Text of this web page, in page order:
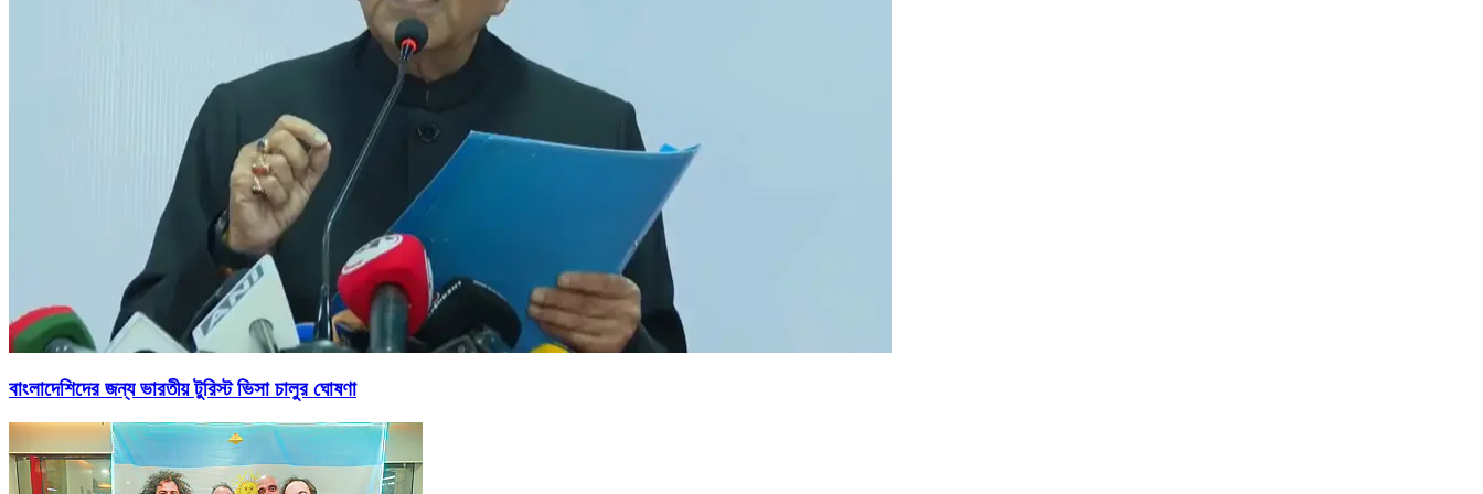
বাংলাদেশিদের জন্য ভারতীয় টুরিস্ট ভিসা চালুর ঘোষণা